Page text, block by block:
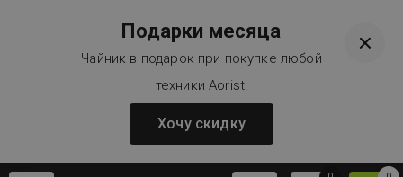
Подарки месяца
Чайник в подарок при покупке любой
техники Aorist!
Хочу скидку